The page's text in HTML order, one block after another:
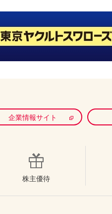
企業情報サイト
株主優待